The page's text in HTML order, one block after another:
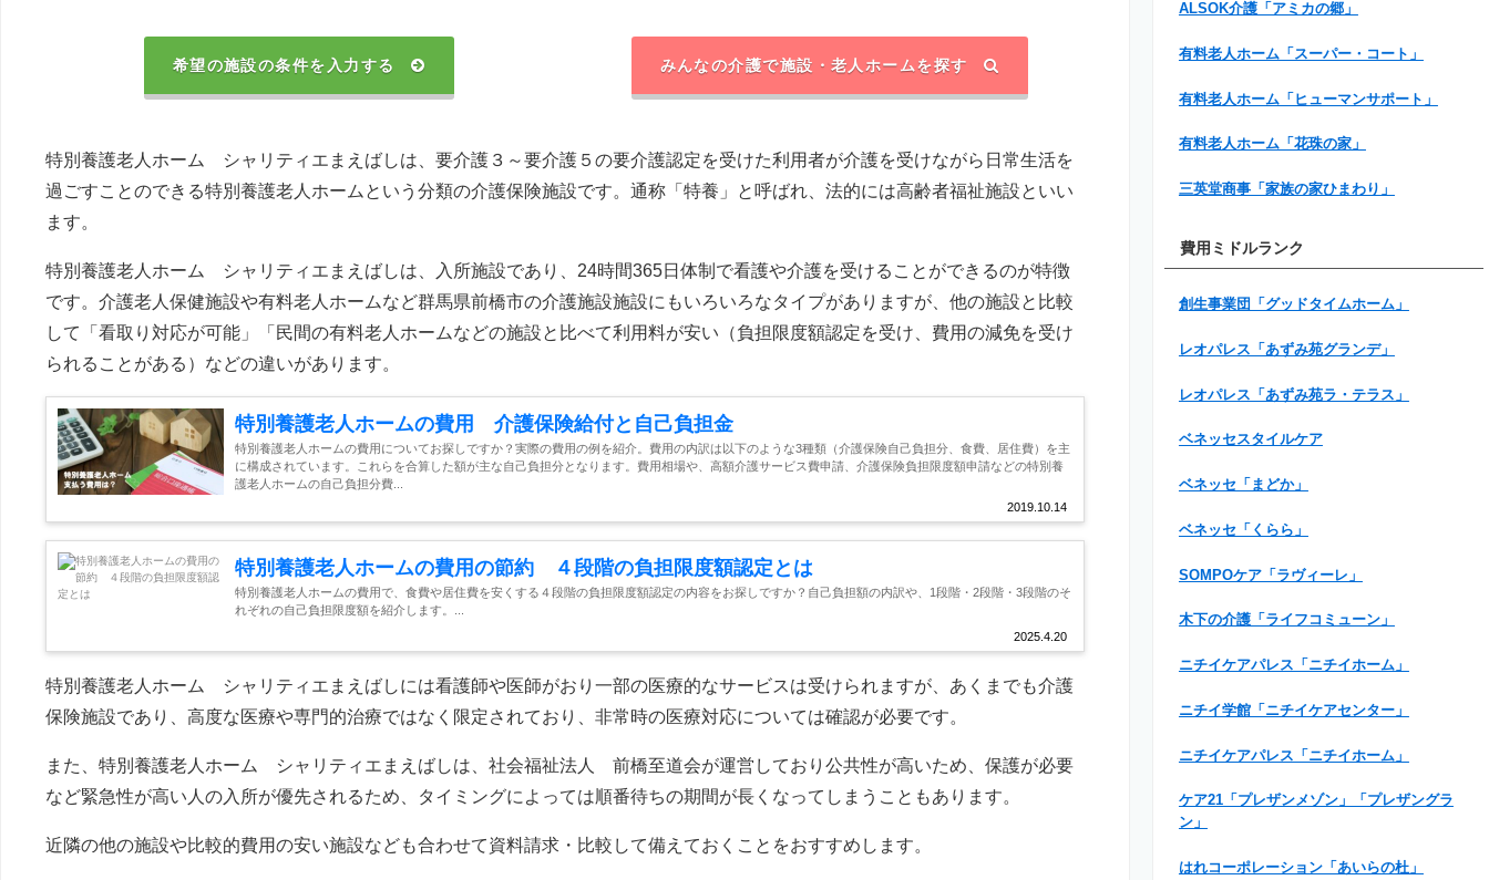
希望の施設の条件を入力する みんなの介護で施設・老人ホームを探す
特別養護老人ホーム シャリティエまえばしは、要介護３～要介護５の要介護認定を受けた利用者が介護を受けながら日常生活を
過ごすことのできる特別養護老人ホームという分類の介護保険施設です。通称「特養」と呼ばれ、法的には高齢者福祉施設といい
ます。
特別養護老人ホーム シャリティエまえばしは、入所施設であり、24時間365日体制で看護や介護を受けることができるのが特徴
です。介護老人保健施設や有料老人ホームなど群馬県前橋市の介護施設施設にもいろいろなタイプがありますが、他の施設と比較
して「看取り対応が可能」「民間の有料老人ホームなどの施設と比べて利用料が安い（負担限度額認定を受け、費用の減免を受け
られることがある）などの違いがあります。
特別養護老人ホームの費用 介護保険給付と自己負担金
2019.10.14
特別養護老人ホームの費用についてお探しですか？実際の費用の例を紹介。費用の内訳は以下のような3種類（介護保険自己負担分、食費、居住費）を主
に構成されています。これらを合算した額が主な自己負担分となります。費用相場や、高額介護サービス費申請、介護保険負担限度額申請などの特別養
護老人ホームの自己負担分費...
特別養護老人ホームの費用の節約 ４段階の負担限度額認定とは
2025.4.20
特別養護老人ホームの費用で、食費や居住費を安くする４段階の負担限度額認定の内容をお探しですか？自己負担額の内訳や、1段階・2段階・3段階のそ
れぞれの自己負担限度額を紹介します。...
特別養護老人ホーム シャリティエまえばしには看護師や医師がおり一部の医療的なサービスは受けられますが、あくまでも介護
保険施設であり、高度な医療や専門的治療ではなく限定されており、非常時の医療対応については確認が必要です。
また、特別養護老人ホーム シャリティエまえばしは、社会福祉法人 前橋至道会が運営しており公共性が高いため、保護が必要
など緊急性が高い人の入所が優先されるため、タイミングによっては順番待ちの期間が長くなってしまうこともあります。
近隣の他の施設や比較的費用の安い施設なども合わせて資料請求・比較して備えておくことをおすすめします。
ALSOK介護「アミカの郷」
有料老人ホーム「スーパー・コート」
有料老人ホーム「ヒューマンサポート」
有料老人ホーム「花珠の家」
三英堂商事「家族の家ひまわり」
費用ミドルランク
創生事業団「グッドタイムホーム」
レオパレス「あずみ苑グランデ」
レオパレス「あずみ苑ラ・テラス」
ベネッセスタイルケア
ベネッセ「まどか」
ベネッセ「くらら」
SOMPOケア「ラヴィーレ」
木下の介護「ライフコミューン」
ニチイケアパレス「ニチイホーム」
ニチイ学館「ニチイケアセンター」
ニチイケアパレス「ニチイホーム」
ケア21「プレザンメゾン」「プレザングラ
ン」
はれコーポレーション「あいらの杜」